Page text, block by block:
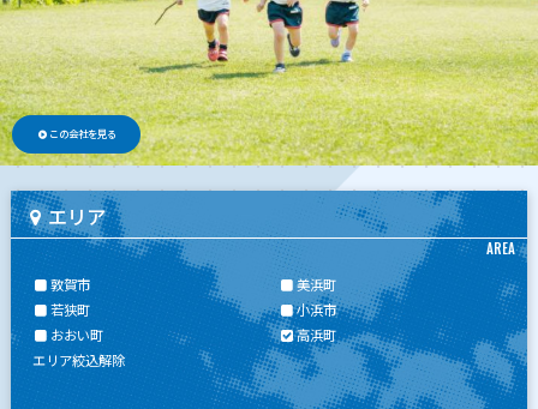
この会社を見る
エリア
AREA
敦賀市
美浜町
若狭町
小浜市
おおい町
高浜町
エリア絞込解除